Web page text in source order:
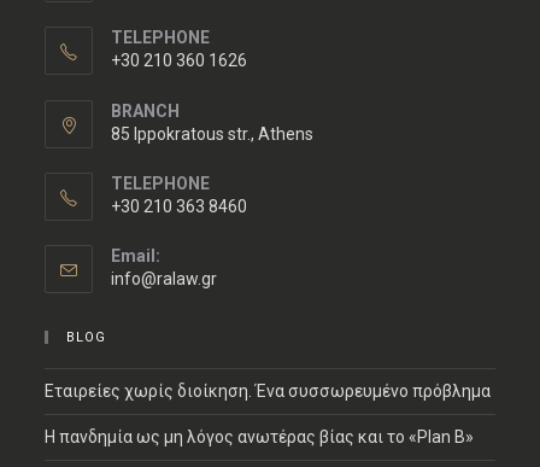
TELEPHONE
+30 210 360 1626
BRANCH
85 Ippokratous str., Athens
TELEPHONE
+30 210 363 8460
Email:
info@ralaw.gr
BLOG
Εταιρείες χωρίς διοίκηση. Ένα συσσωρευμένο πρόβλημα
Η πανδημία ως μη λόγος ανωτέρας βίας και το «Plan B»